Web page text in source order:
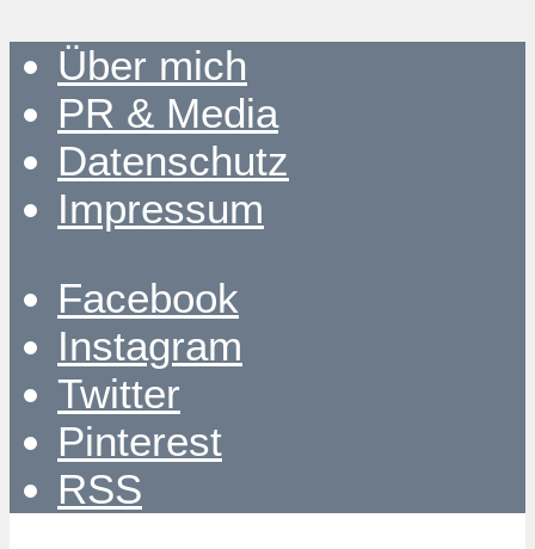
Über mich
PR & Media
Datenschutz
Impressum
Facebook
Instagram
Twitter
Pinterest
RSS